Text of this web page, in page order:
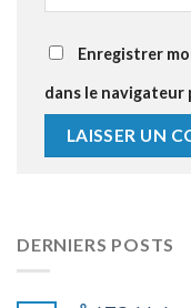
Enregistrer
dans le navigateur
DERNIERS POSTS